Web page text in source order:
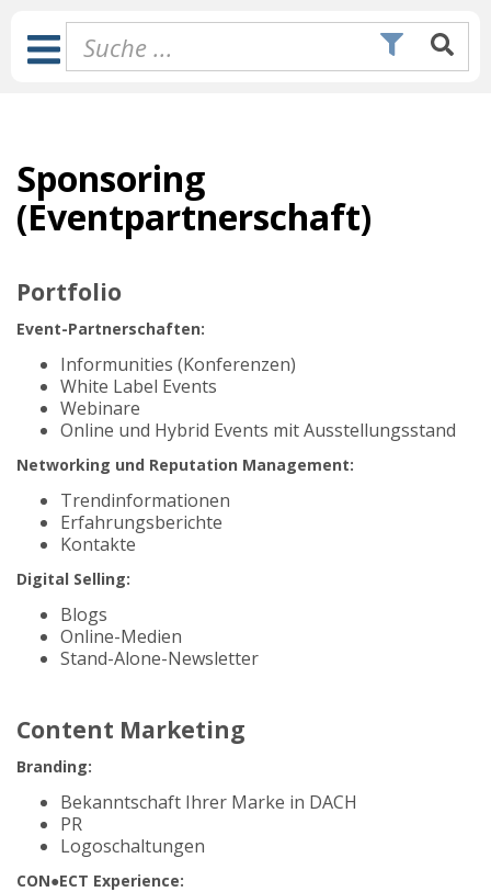
Inhalt
springen
Toggle
Navigation
Sponsoring
(Eventpartnerschaft)
Portfolio
Event-Partnerschaften:
Informunities (Konferenzen)
White Label Events
Webinare
Online und Hybrid Events mit Ausstellungsstand
Networking und Reputation Management:
Trendinformationen
Erfahrungsberichte
Kontakte
Digital Selling:
Blogs
Online-Medien
Stand-Alone-Newsletter
Content Marketing
Branding:
Bekanntschaft Ihrer Marke in DACH
PR
Logoschaltungen
CON●ECT Experience: